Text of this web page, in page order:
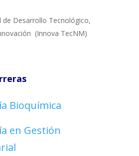
de Desarrollo Tecnológico,
(Innova TecNM)
Bioquímica
en Gestión